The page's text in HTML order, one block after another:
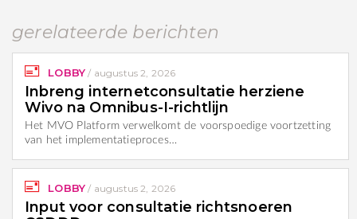
gerelateerde berichten
LOBBY / augustus 2, 2026
Inbreng internetconsultatie herziene
Wivo na Omnibus-I-richtlijn
Het MVO Platform verwelkomt de voorspoedige voortzetting
van het implementatieproces…
LOBBY / augustus 2, 2026
Input voor consultatie richtsnoeren